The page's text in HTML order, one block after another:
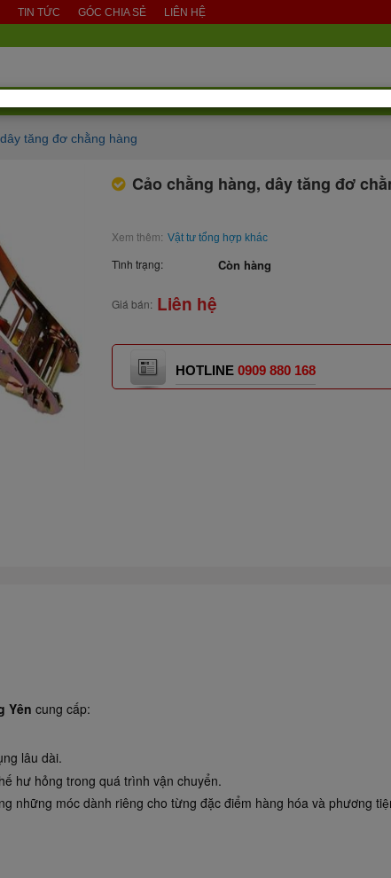
TIN TỨC GÓC CHIA SẺ LIÊN HỆ
tăng đơ chằng hàng
Cảo chằng hàng, dây tăng đơ
Xem thêm: Vật tư tổng hợp khác
Tình trạng: Còn hàng
Giá bán: Liên hệ
HOTLINE0909 880 168
Yên cung cấp:
lâu dài.
hư hỏng trong quá trình vận chuyển.
những móc dành riêng cho từng đặc điểm hàng hóa và phương tiệ